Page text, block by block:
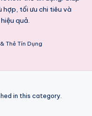
hợp, tối ưu chi tiêu và
quả.
Thẻ Tín Dụng
in this category.